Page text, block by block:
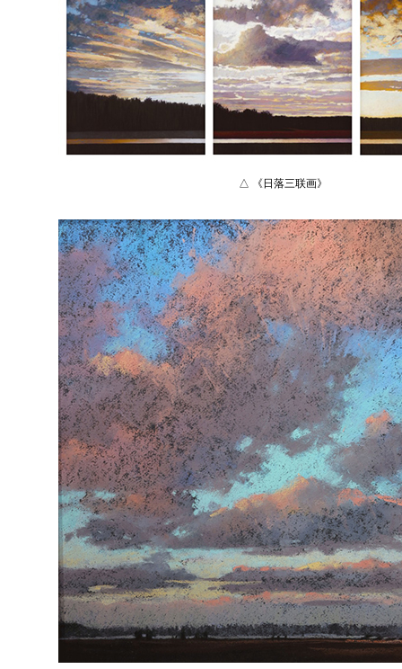
△ 《日落三联画》